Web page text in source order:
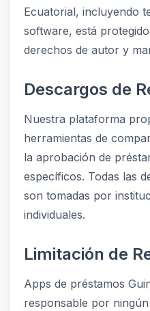
Ecuatorial, incluyendo
software, está
derechos de autor y
Descargos de
Nuestra plataforma
herramientas de
la aprobación de
específicos. Todas las
son tomadas por
individuales.
Limitación de
Apps de préstamos
responsable por